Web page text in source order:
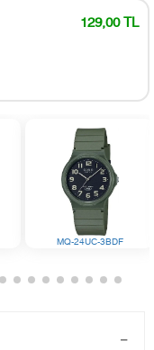
129,00 TL
MQ-24UC-3BDF